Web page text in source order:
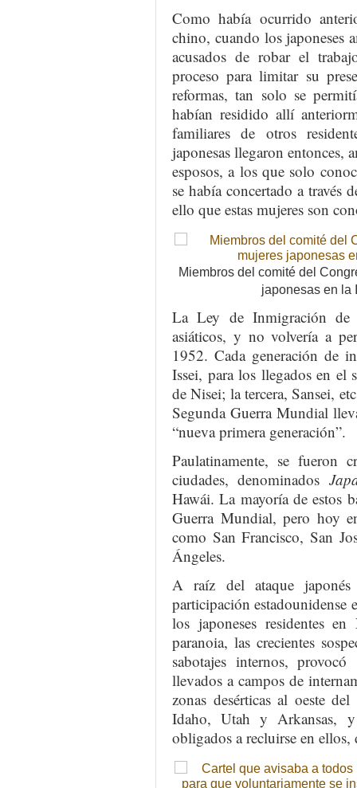
Como había ocurrido
chino, cuando los japoneses
acusados de robar el
proceso para limitar su
reformas, tan solo se
habían residido allí
familiares de otros
japonesas llegaron entonces,
esposos, a los que solo
se había concertado a través
ello que estas mujeres son
Miembros del comité del
japonesas en la
La Ley de Inmigración
asiáticos, y no volvería a
1952. Cada generación de
Issei, para los llegados en
de Nisei; la tercera, Sansei,
Segunda Guerra Mundial
“nueva primera generación”.
Paulatinamente, se fueron
ciudades, denominados
Hawái. La mayoría de estos
Guerra Mundial, pero hoy
como San Francisco, San
Ángeles.
A raíz del ataque
participación
los japoneses residentes
paranoia, las crecientes
sabotajes internos,
llevados a campos de
zonas desérticas al oeste
Idaho, Utah y Arkansas, y
obligados a recluirse en ellos,